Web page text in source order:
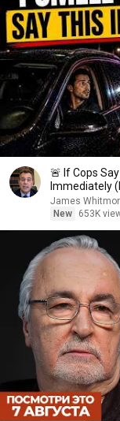
🚨 If Cops
Immediately
James
New
653K